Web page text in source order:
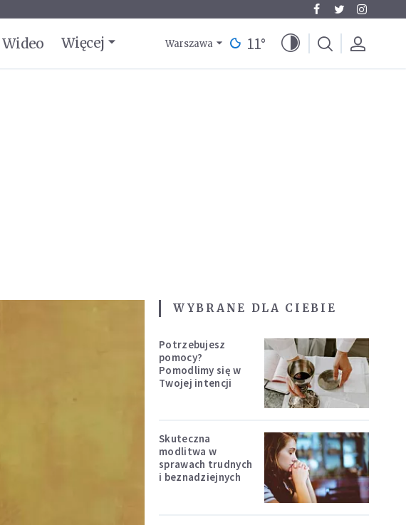
Wideo Więcej Warszawa 11°
WYBRANE DLA CIEBIE
Potrzebujesz
pomocy?
Pomodlimy się w
Twojej intencji
Skuteczna
modlitwa w
sprawach trudnych
i beznadziejnych